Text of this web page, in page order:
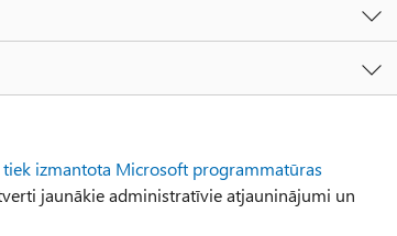
izmantota Microsoft programmatūras
jaunākie administratīvie atjauninājumi un